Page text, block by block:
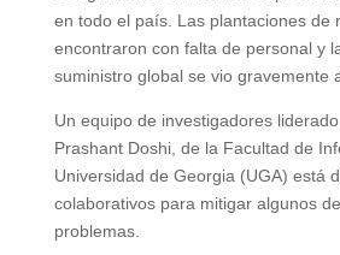
en todo el país. Las plantaciones de
encontraron con falta de personal y
suministro global se vio gravemente
Un equipo de investigadores
Prashant Doshi, de la Facultad de
Universidad de Georgia (UGA) está
colaborativos para mitigar algunos
problemas.